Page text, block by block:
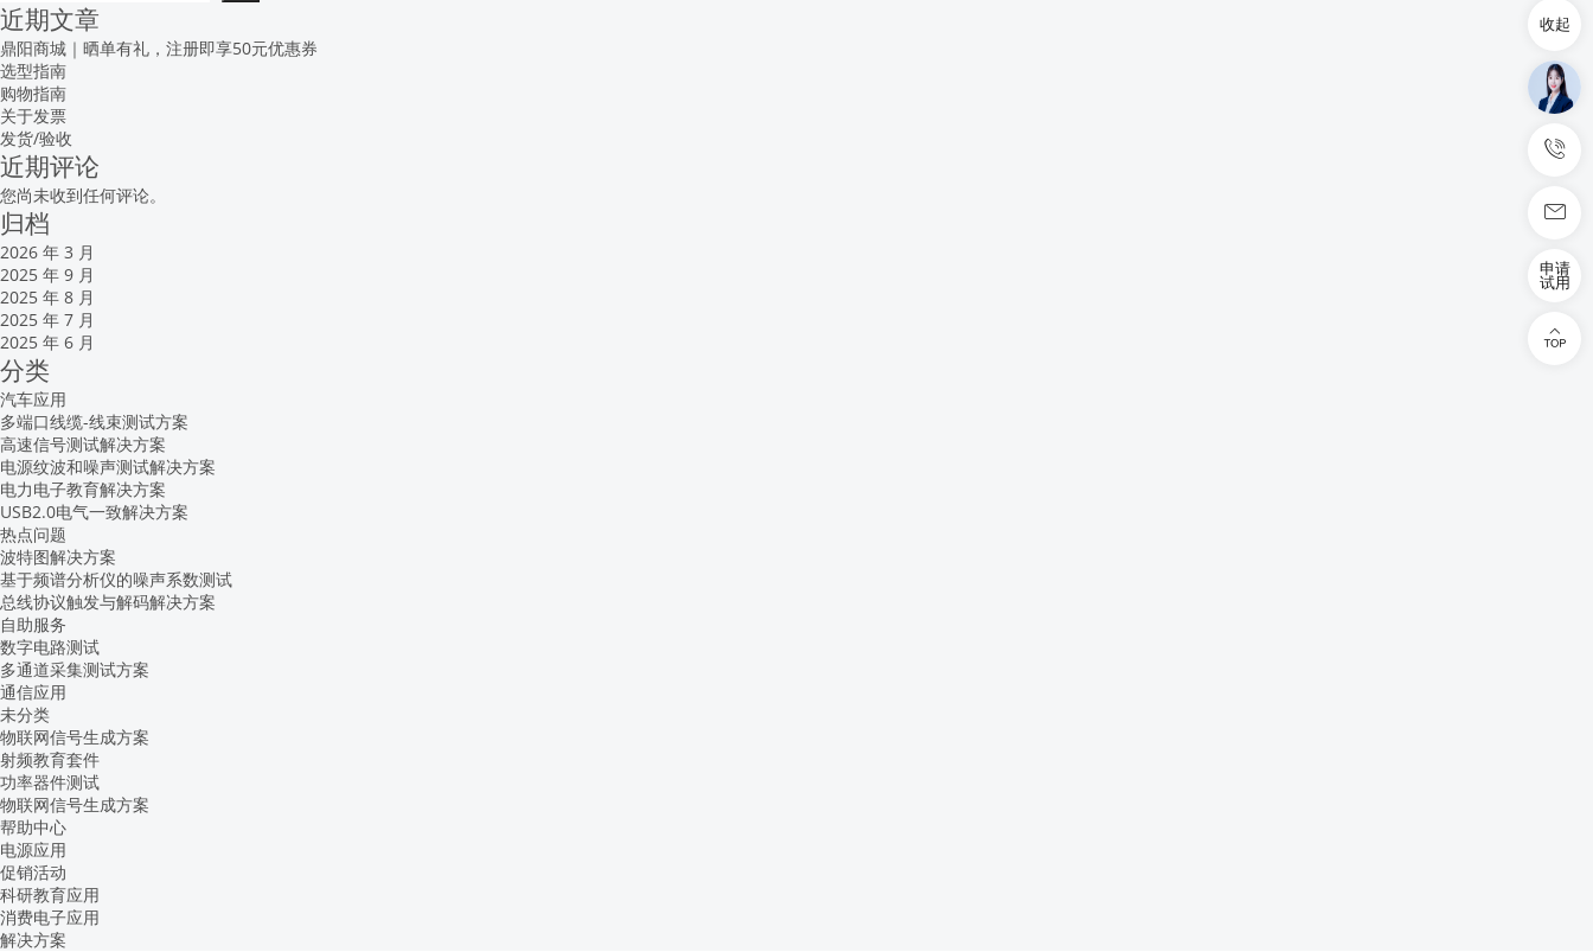
近期文章
鼎阳商城｜晒单有礼，注册即享50元优惠券
选型指南
购物指南
关于发票
发货/验收
近期评论
您尚未收到任何评论。
归档
2026 年 3 月
2025 年 9 月
2025 年 8 月
2025 年 7 月
2025 年 6 月
分类
汽车应用
多端口线缆-线束测试方案
高速信号测试解决方案
电源纹波和噪声测试解决方案
电力电子教育解决方案
USB2.0电气一致解决方案
热点问题
波特图解决方案
基于频谱分析仪的噪声系数测试
总线协议触发与解码解决方案
自助服务
数字电路测试
多通道采集测试方案
通信应用
未分类
物联网信号生成方案
射频教育套件
功率器件测试
物联网信号生成方案
帮助中心
电源应用
促销活动
科研教育应用
消费电子应用
解决方案
收起
申请
试用